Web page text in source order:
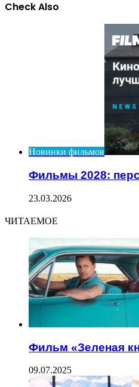
Check Also
Новинки фильмов
Фильмы 2028:
23.03.2026
ЧИТАЕМОЕ
Фильм «Зеленая
09.07.2025